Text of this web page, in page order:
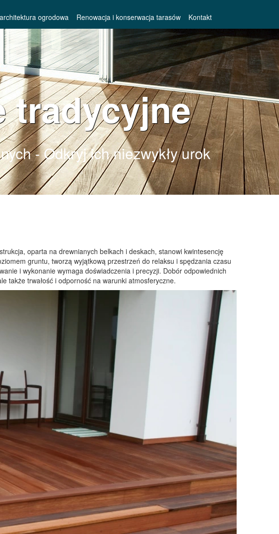
ogrodowa Renowacja i konserwacja tarasów Kontakt
tradycyjne
- Odkryj ich niezwykły urok
oparta na drewnianych belkach i deskach, stanowi kwintesencję
gruntu, tworzą wyjątkową przestrzeń do relaksu i spędzania czasu
i wykonanie wymaga doświadczenia i precyzji. Dobór odpowiednich
także trwałość i odporność na warunki atmosferyczne.